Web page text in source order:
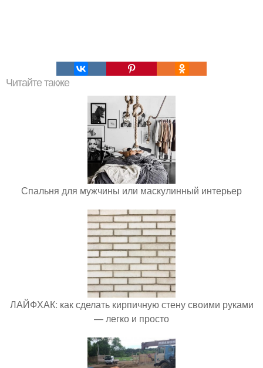
Читайте также
Спальня для мужчины или маскулинный интерьер
ЛАЙФХАК: как сделать кирпичную стену своими руками
— легко и просто